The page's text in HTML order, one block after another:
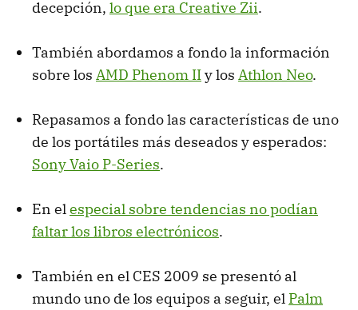
decepción, lo que era Creative Zii.
También abordamos a fondo la información
sobre los AMD Phenom IIy los Athlon Neo.
Repasamos a fondo las características de uno
de los portátiles más deseados y esperados:
Sony Vaio P-Series.
En elespecial sobre tendencias no podían
faltar los libros electrónicos.
También en el CES 2009 se presentó al
mundo uno de los equipos a seguir, el Palm